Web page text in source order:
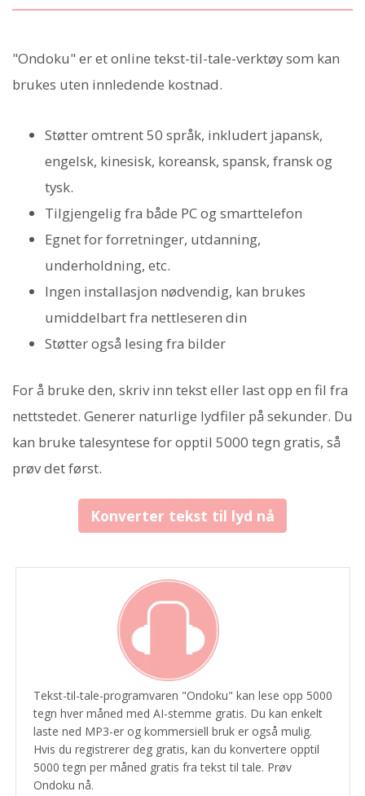
"Ondoku" er et online tekst-til-tale-verktøy som kan
brukes uten innledende kostnad.
Støtter omtrent 50 språk, inkludert japansk,
engelsk, kinesisk, koreansk, spansk, fransk og
tysk.
Tilgjengelig fra både PC og smarttelefon
Egnet for forretninger, utdanning,
underholdning, etc.
Ingen installasjon nødvendig, kan brukes
umiddelbart fra nettleseren din
Støtter også lesing fra bilder
For å bruke den, skriv inn tekst eller last opp en fil fra
nettstedet. Generer naturlige lydfiler på sekunder. Du
kan bruke talesyntese for opptil 5000 tegn gratis, så
prøv det først.
Konverter tekst til lyd nå
Tekst-til-tale-programvaren "Ondoku" kan lese opp 5000
tegn hver måned med AI-stemme gratis. Du kan enkelt
laste ned MP3-er og kommersiell bruk er også mulig.
Hvis du registrerer deg gratis, kan du konvertere opptil
5000 tegn per måned gratis fra tekst til tale. Prøv
Ondoku nå.